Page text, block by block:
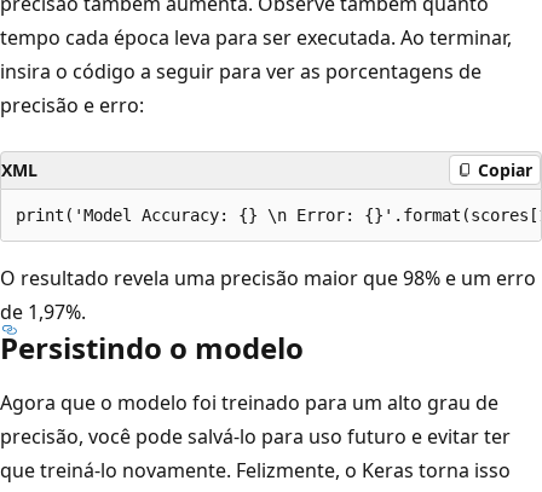
tempo cada época leva para ser executada. Ao terminar,
insira o código a seguir para ver as porcentagens de
precisão e erro:
XML Copiar
O resultado revela uma precisão maior que 98% e um erro
de 1,97%.
Persistindo o modelo
Agora que o modelo foi treinado para um alto grau de
precisão, você pode salvá-lo para uso futuro e evitar ter
que treiná-lo novamente. Felizmente, o Keras torna isso